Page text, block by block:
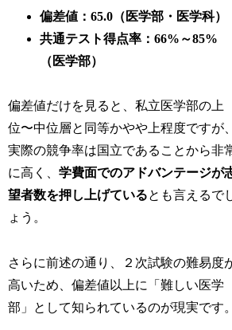
偏差値：65.0（医学部・医学科）
共通テスト得点率：66%～85%
（医学部）
偏差値だけを見ると、私立医学部の上
位〜中位層と同等かやや上程度ですが、
実際の競争率は国立であることから非
に高く、学費面でのアドバンテージが
望者数を押し上げているとも言えるで
ょう。
さらに前述の通り、２次試験の難易度
高いため、偏差値以上に「難しい医学
部」として知られているのが現実です。